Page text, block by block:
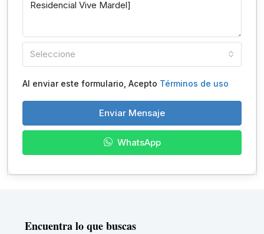
Seleccione
Al enviar este formulario, Acepto Términos de uso
Enviar Mensaje
WhatsApp
Encuentra lo que buscas